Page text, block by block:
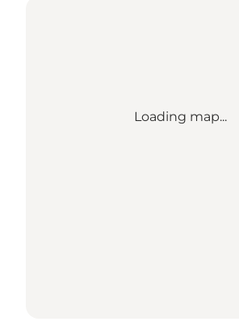
Loading map...